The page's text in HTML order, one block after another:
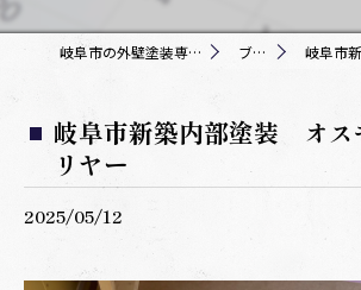
岐阜市の外壁塗装専門店Plus-A ブログ 岐阜市新築
岐阜市新築内部塗装 オス
リヤー
2025/05/12